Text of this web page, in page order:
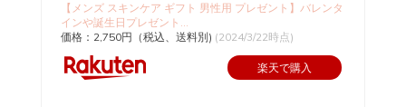
【メンズ スキンケア ギフト 男性用 プレゼント】バレンタ
インや誕生日プレゼント...
価格：2,750円（税込、送料別) (2024/3/22時点)
楽天で購入